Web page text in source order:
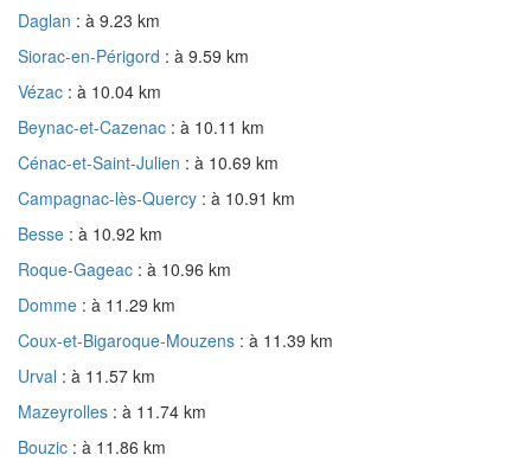
Daglan : à 9.23 km
Siorac-en-Périgord : à 9.59 km
Vézac : à 10.04 km
Beynac-et-Cazenac : à 10.11 km
Cénac-et-Saint-Julien : à 10.69 km
Campagnac-lès-Quercy : à 10.91 km
Besse : à 10.92 km
Roque-Gageac : à 10.96 km
Domme : à 11.29 km
Coux-et-Bigaroque-Mouzens : à 11.39 km
Urval : à 11.57 km
Mazeyrolles : à 11.74 km
Bouzic : à 11.86 km